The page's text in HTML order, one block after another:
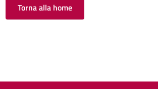
Torna alla home